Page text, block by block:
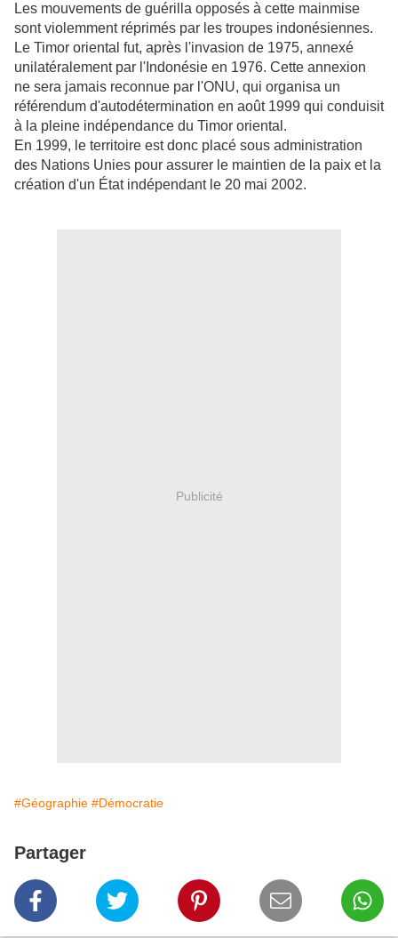
Les mouvements de guérilla opposés à cette mainmise
sont violemment réprimés par les troupes indonésiennes.
Le Timor oriental fut, après l'invasion de 1975, annexé
unilatéralement par l'Indonésie en 1976. Cette annexion
ne sera jamais reconnue par l'ONU, qui organisa un
référendum d'autodétermination en août 1999 qui conduisit
à la pleine indépendance du Timor oriental.
En 1999, le territoire est donc placé sous administration
des Nations Unies pour assurer le maintien de la paix et la
création d'un État indépendant le 20 mai 2002.
Publicité
#Géographie #Démocratie
Partager